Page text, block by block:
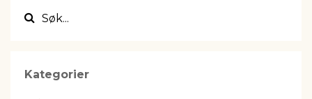
Kategorier